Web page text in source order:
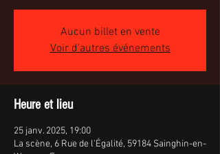
Aucun billet en vente
Voir d'autres événements
Heure et lieu
25 janv. 2025, 19:00
La scène, 6 Rue de l'Égalité, 59184 Sainghin-en-